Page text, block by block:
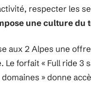
respecter les
une culture du
aux 2 Alpes une
Le forfait « Full ride
» donne